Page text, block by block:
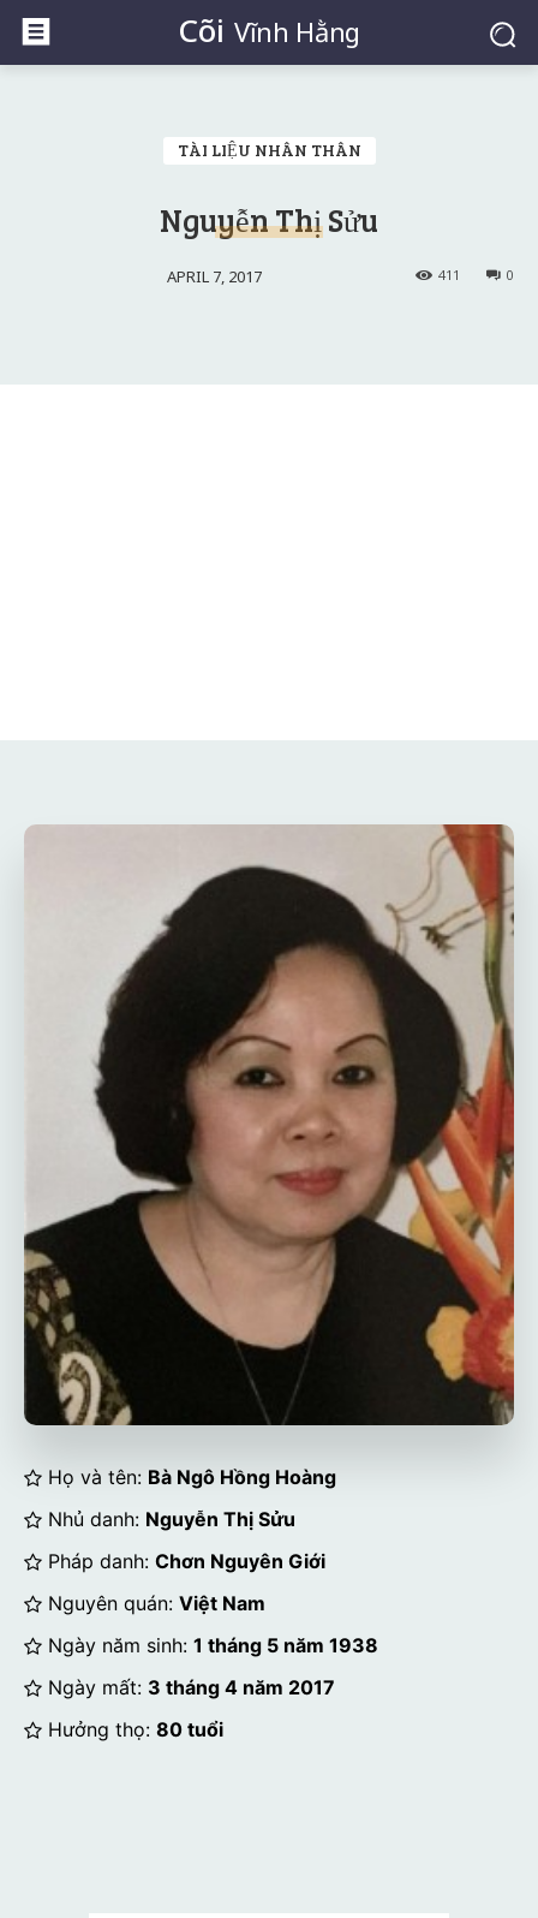
Cõi Vĩnh Hằng
TÀI LIỆU NHÂN THÂN
Nguyễn Thị Sửu
APRIL 7, 2017 0
411
Họ và tên: Bà Ngô Hồng Hoàng
Nhủ danh: Nguyễn Thị Sửu
Pháp danh: Chơn Nguyên Giới
Nguyên quán: Việt Nam
Ngày năm sinh: 1 tháng 5 năm 1938
Ngày mất: 3 tháng 4 năm 2017
Hưởng thọ: 80 tuổi